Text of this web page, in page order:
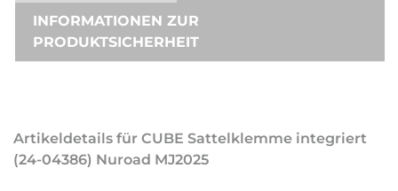
INFORMATIONEN ZUR
PRODUKTSICHERHEIT
Artikeldetails für CUBE Sattelklemme integriert
(24-04386) Nuroad MJ2025